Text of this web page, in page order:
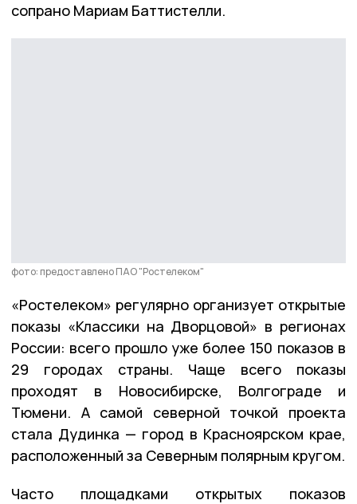
сопрано Мариам Баттистелли.
фото: предоставлено ПАО "Ростелеком"
«Ростелеком» регулярно организует открытые
показы «Классики на Дворцовой» в регионах
России: всего прошло уже более 150 показов в
29 городах страны. Чаще всего показы
проходят в Новосибирске, Волгограде и
Тюмени. А самой северной точкой проекта
стала Дудинка — город в Красноярском крае,
расположенный за Северным полярным кругом.
Часто площадками открытых показов